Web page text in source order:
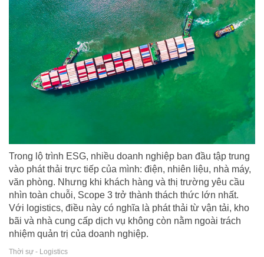
Trong lộ trình ESG, nhiều doanh nghiệp ban đầu tập trung
vào phát thải trực tiếp của mình: điện, nhiên liệu, nhà máy,
văn phòng. Nhưng khi khách hàng và thị trường yêu cầu
nhìn toàn chuỗi, Scope 3 trở thành thách thức lớn nhất.
Với logistics, điều này có nghĩa là phát thải từ vận tải, kho
bãi và nhà cung cấp dịch vụ không còn nằm ngoài trách
nhiệm quản trị của doanh nghiệp.
Thời sự - Logistics